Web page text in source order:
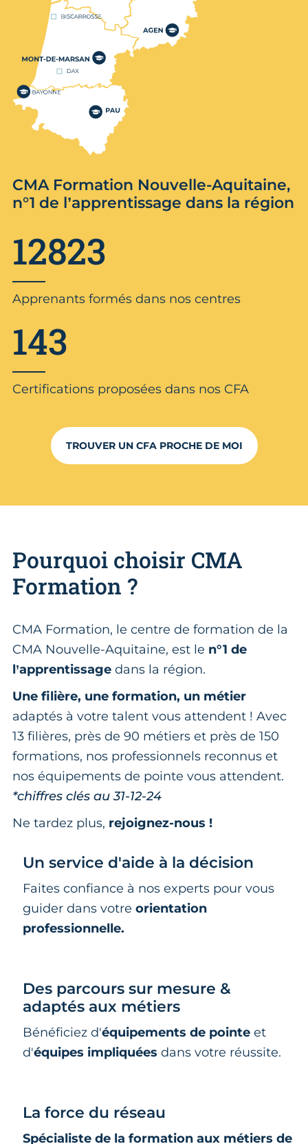
CMA Formation Nouvelle-Aquitaine,
n°1 de l’apprentissage dans la région
12823
Apprenants formés dans nos centres
143
Certifications proposées dans nos CFA
TROUVER UN CFA PROCHE DE MOI
Pourquoi choisir CMA
Formation ?
CMA Formation, le centre de formation de la
CMA Nouvelle-Aquitaine, est le n°1 de
l’apprentissage dans la région.
Une filière, une formation, un métier
adaptés à votre talent vous attendent ! Avec
13 filières, près de 90 métiers et près de 150
formations, nos professionnels reconnus et
nos équipements de pointe vous attendent.
*chiffres clés au 31-12-24
Ne tardez plus, rejoignez-nous !
Un service d'aide à la décision
Faites confiance à nos experts pour vous
guider dans votre orientation
professionnelle.
Des parcours sur mesure &
adaptés aux métiers
Bénéficiez d'équipements de pointe et
d'équipes impliquées dans votre réussite.
La force du réseau
Spécialiste de la formation aux métiers de